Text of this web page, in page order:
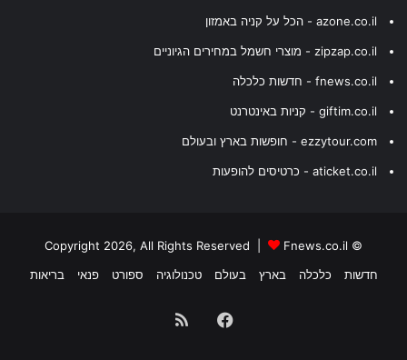
azone.co.il - הכל על קניה באמזון
zipzap.co.il - מוצרי חשמל במחירים הגיוניים
fnews.co.il - חדשות כלכלה
giftim.co.il - קניות באינטרנט
ezzytour.com - חופשות בארץ ובעולם
aticket.co.il - כרטיסים להופעות
© Copyright 2026, All Rights Reserved |
Fnews.co.il
חדשות
כלכלה בארץ בעולם טכנולוגיה ספורט פנאי בריאות
Facebook